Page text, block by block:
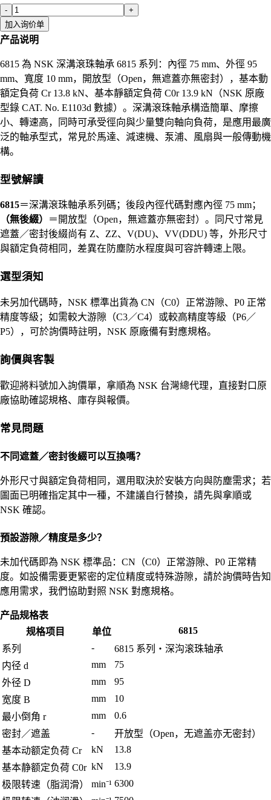
-
+
加入询价单
产品说明
6815 為 NSK 深溝滾珠軸承 6815 系列：內徑 75 mm、外徑 95
mm、寬度 10 mm，開放型（Open，無遮蓋亦無密封），基本動
額定負荷 Cr 13.8 kN、基本靜額定負荷 C0r 13.9 kN（NSK 原廠
型錄 CAT. No. E1103d 數據）。深溝滾珠軸承構造簡單、摩擦
小、轉速高，同時可承受徑向與少量雙向軸向負荷，是應用最廣
泛的軸承型式，常見於馬達、減速機、泵浦、風扇與一般傳動機
構。
型號解讀
6815＝深溝滾珠軸承系列碼；後段內徑代碼對應內徑 75 mm；
（無後綴）
＝開放型（Open，無遮蓋亦無密封）。同尺寸常見
遮蓋／密封後綴尚有 Z、ZZ、V(DU)、VV(DDU) 等，外形尺寸
與額定負荷相同，差異在防塵防水程度與可容許轉速上限。
選型須知
未另加代碼時，NSK 標準出貨為 CN（C0）正常游隙、P0 正常
精度等級；如需較大游隙（C3／C4）或較高精度等級（P6／
P5），可於詢價時註明，NSK 原廠備有對應規格。
詢價與客製
歡迎將料號加入詢價單，拿順為 NSK 台灣總代理，直接對口原
廠協助確認規格、庫存與報價。
常見問題
不同遮蓋／密封後綴可以互換嗎？
外形尺寸與額定負荷相同，選用取決於安裝方向與防塵需求；若
圖面已明確指定其中一種，不建議自行替換，請先與拿順或
NSK 確認。
預設游隙／精度是多少？
未加代碼即為 NSK 標準品：CN（C0）正常游隙、P0 正常精
度。如設備需要更緊密的定位精度或特殊游隙，請於詢價時告知
應用需求，我們協助對照 NSK 對應規格。
产品规格表
规格项目
单位
6815
系列
-
6815 系列・深沟滚珠轴承
内径 d
mm
75
外径 D
mm
95
宽度 B
mm
10
最小倒角 r
mm
0.6
密封／遮盖
-
开放型（Open，无遮盖亦无密封）
基本动额定负荷 Cr
kN
13.8
基本静额定负荷 C0r kN
13.9
极限转速（脂润滑）
min⁻¹ 6300